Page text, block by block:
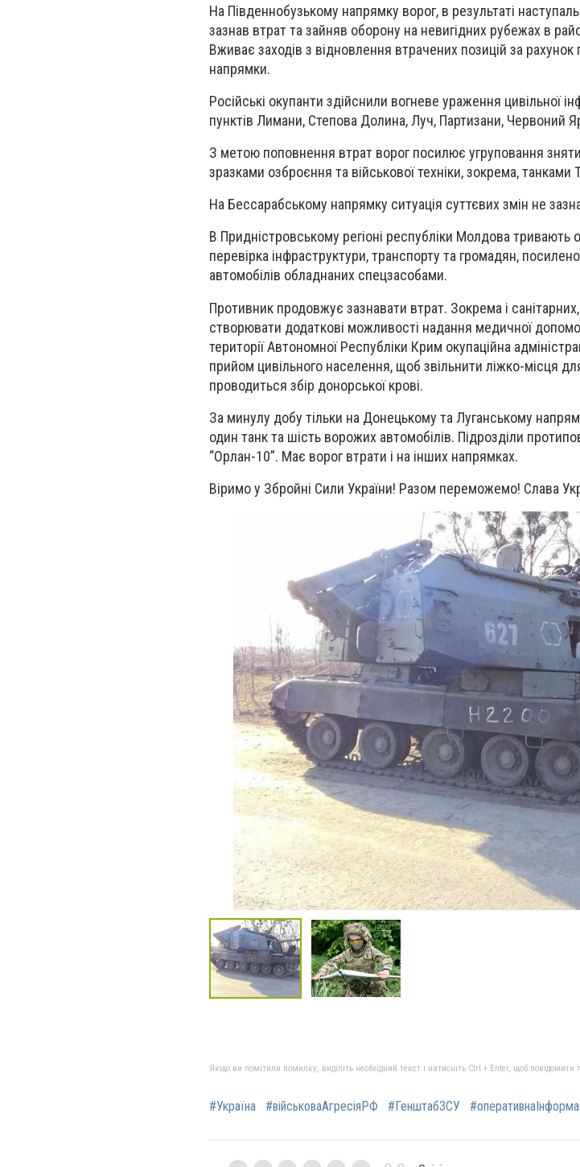
На Південнобузькому напрямку ворог, в результаті
зазнав втрат та зайняв оборону на невигідних рубежах в
Вживає заходів з відновлення втрачених позицій за рахунок
напрямки.
Російські окупанти здійснили вогневе ураження цивільної
пунктів Лимани, Степова Долина, Луч, Партизани, Червоний
З метою поповнення втрат ворог посилює угруповання
зразками озброєння та військової техніки, зокрема,
На Бессарабському напрямку ситуація суттєвих змін не
В Придністровському регіоні республіки Молдова тривають
перевірка інфраструктури, транспорту та громадян,
автомобілів обладнаних спецзасобами.
Противник продовжує зазнавати втрат. Зокрема і
створювати додаткові можливості надання медичної
території Автономної Республіки Крим окупаційна
прийом цивільного населення, щоб звільнити ліжко-місця
проводиться збір донорської крові.
За минулу добу тільки на Донецькому та Луганському
один танк та шість ворожих автомобілів. Підрозділи
“Орлан-10”. Має ворог втрати і на інших напрямках.
Віримо у Збройні Сили України! Разом переможемо! Слава
Якщо ви помітили помилку, виділіть необхідний текст і натисніть Ctrl + Enter, щоб повідомити
#Україна #військоваАгресіяРФ #ГенштабЗСУ